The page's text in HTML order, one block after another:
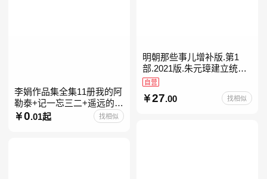
明朝那些事儿增补版.第1
部.2021版.朱元璋建立统治
明朝
自营
27.00 找相似
李娟作品集全集11册我的阿
勒泰+记一忘三二+遥远的向
日葵地+冬牧场+阿勒泰的角
落+羊道三部曲+走夜路请放
0.01起 找相似